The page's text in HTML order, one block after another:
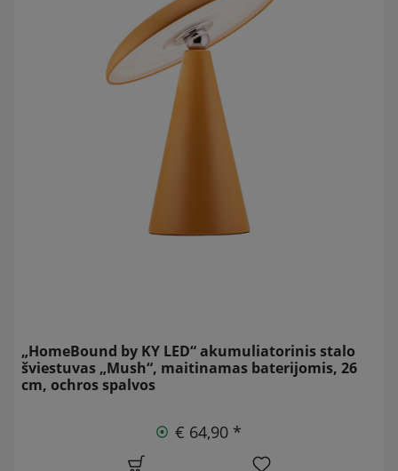
„HomeBound by KY LED“ akumuliatorinis stalo
šviestuvas „Mush“, maitinamas baterijomis, 26
cm, ochros spalvos
€ 64,90 *